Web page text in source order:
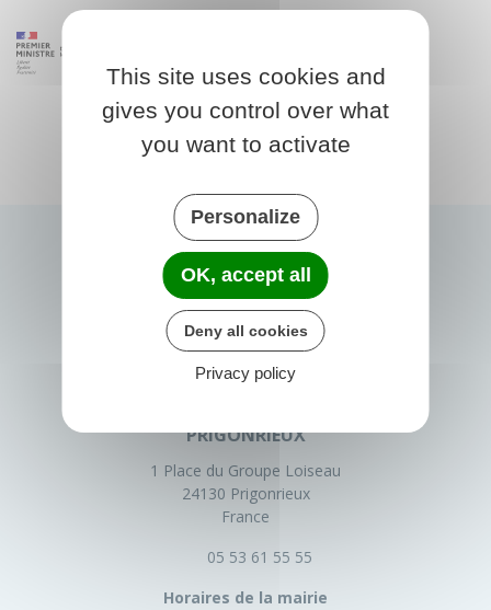
PRIGONRIEUX
1 Place du Groupe Loiseau
24130 Prigonrieux
France
05 53 61 55 55
Horaires de la mairie
This site uses cookies and
gives you control over what
you want to activate
Personalize
OK, accept all
Deny all cookies
Privacy policy